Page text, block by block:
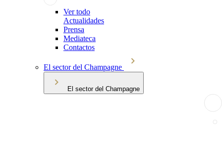
Ver todo
Actualidades
Prensa
Mediateca
Contactos
El sector del Champagne
El sector del Champagne